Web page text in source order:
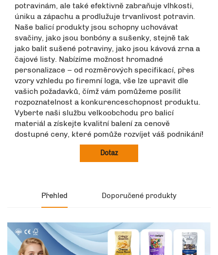
potravinám, ale také efektivně zabraňuje vlhkosti,
úniku a zápachu a prodlužuje trvanlivost potravin.
Naše balicí produkty jsou schopny uchovávat
svačiny, jako jsou bonbóny a sušenky, stejně tak
jako balit sušené potraviny, jako jsou kávová zrna a
čajové listy. Nabízíme možnost hromadné
personalizace – od rozměrových specifikací, přes
vzory vzhledu po firemní loga, vše lze upravit dle
vašich požadavků, čímž vám pomůžeme posílit
rozpoznatelnost a konkurenceschopnost produktu.
Vyberte naši službu velkoobchodu pro balicí
materiál a získejte kvalitní balení za cenově
dostupné ceny, které pomůže rozvíjet váš podnikání!
Dotaz
Přehled Doporučené produkty